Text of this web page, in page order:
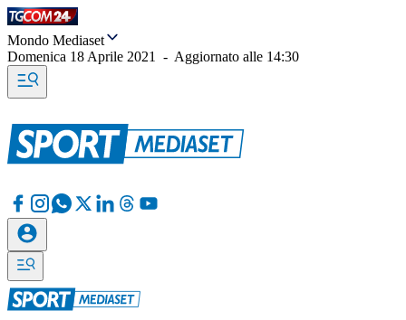
Mondo Mediaset
Domenica 18 Aprile 2021
- Aggiornato alle 14:30